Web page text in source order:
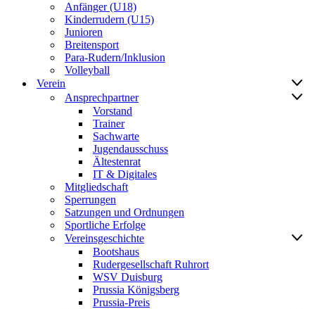
Anfänger (U18)
Kinderrudern (U15)
Junioren
Breitensport
Para-Rudern/Inklusion
Volleyball
Verein
Ansprechpartner
Vorstand
Trainer
Sachwarte
Jugendausschuss
Ältestenrat
IT & Digitales
Mitgliedschaft
Sperrungen
Satzungen und Ordnungen
Sportliche Erfolge
Vereinsgeschichte
Bootshaus
Rudergesellschaft Ruhrort
WSV Duisburg
Prussia Königsberg
Prussia-Preis